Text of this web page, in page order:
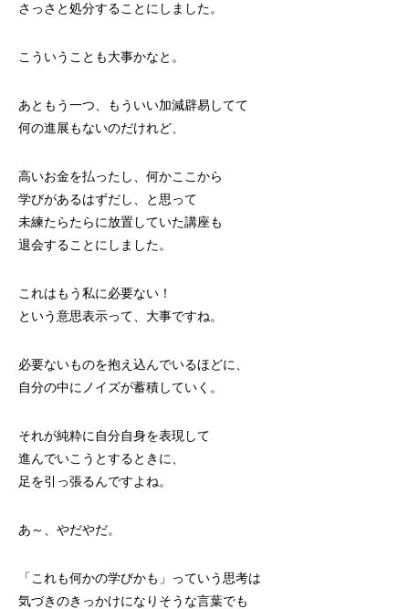
さっさと処分することにしました。
こういうことも大事かなと。
あともう一つ、もういい加減辟易してて
何の進展もないのだけれど、
高いお金を払ったし、何かここから
学びがあるはずだし、と思って
未練たらたらに放置していた講座も
退会することにしました。
これはもう私に必要ない！
という意思表示って、大事ですね。
必要ないものを抱え込んでいるほどに、
自分の中にノイズが蓄積していく。
それが純粋に自分自身を表現して
進んでいこうとするときに、
足を引っ張るんですよね。
あ～、やだやだ。
「これも何かの学びかも」っていう思考は
気づきのきっかけになりそうな言葉でも